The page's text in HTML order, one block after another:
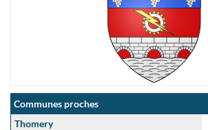
Communes proches
Thomery